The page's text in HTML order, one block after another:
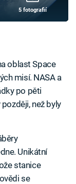
5 fotografií
oblast Space
misí. NASA a
po pěti
než byly
Unikátní
stanice
se